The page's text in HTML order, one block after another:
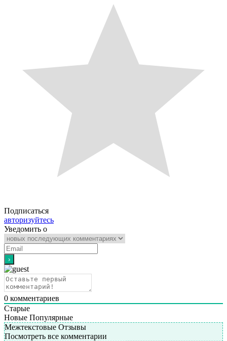
Подписаться
авторизуйтесь
Уведомить о
0 комментариев
Старые
Новые Популярные
Межтекстовые Отзывы
Посмотреть все комментарии